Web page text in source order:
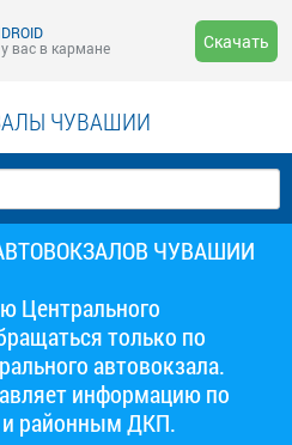
вас в кармане
Скачать
ЧУВАШИИ
ЧУВАШИИ
Центрального
только по
автовокзала.
информацию по
и районным ДКП.